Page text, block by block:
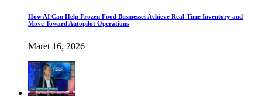
How AI Can Help Frozen Food Businesses Achieve Real-Time Inventory and
Move Toward Autopilot Operations
Maret 16, 2026